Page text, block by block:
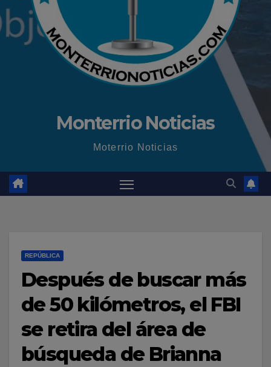
Monterrio Noticias
Moterrio Noticias
REPÚBLICA
Después de buscar más
de 50 kilómetros, el FBI
se retira del área de
búsqueda de Brianna